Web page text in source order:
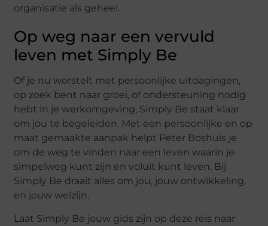
organisatie als geheel.
Op weg naar een vervuld
leven met Simply Be
Of je nu worstelt met persoonlijke uitdagingen,
op zoek bent naar groei, of ondersteuning nodig
hebt in je werkomgeving, Simply Be staat klaar
om jou te begeleiden. Met een persoonlijke en op
maat gemaakte aanpak helpt Peter Boshuis je
om de weg te vinden naar een leven waarin je
simpelweg kunt zijn en voluit kunt leven. Bij
Simply Be draait alles om jou, jouw ontwikkeling,
en jouw welzijn.
Laat Simply Be jouw gids zijn op deze reis naar